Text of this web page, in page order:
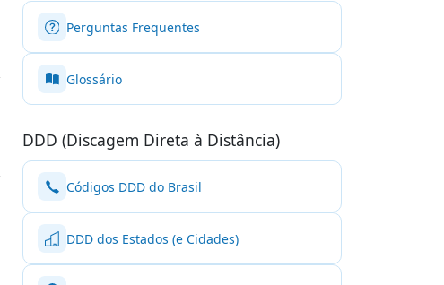
Perguntas Frequentes
Glossário
DDD (Discagem Direta à Distância)
Códigos DDD do Brasil
DDD dos Estados (e Cidades)